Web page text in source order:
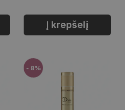
Į krepšelį
- 8%